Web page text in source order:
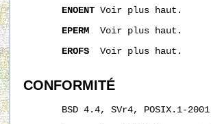
ENOENT Voir plus haut.
EPERM
  Voir plus haut.
EROFS
  Voir plus haut.
CONFORMITÉ
BSD 4.4, SVr4, POSIX.1-